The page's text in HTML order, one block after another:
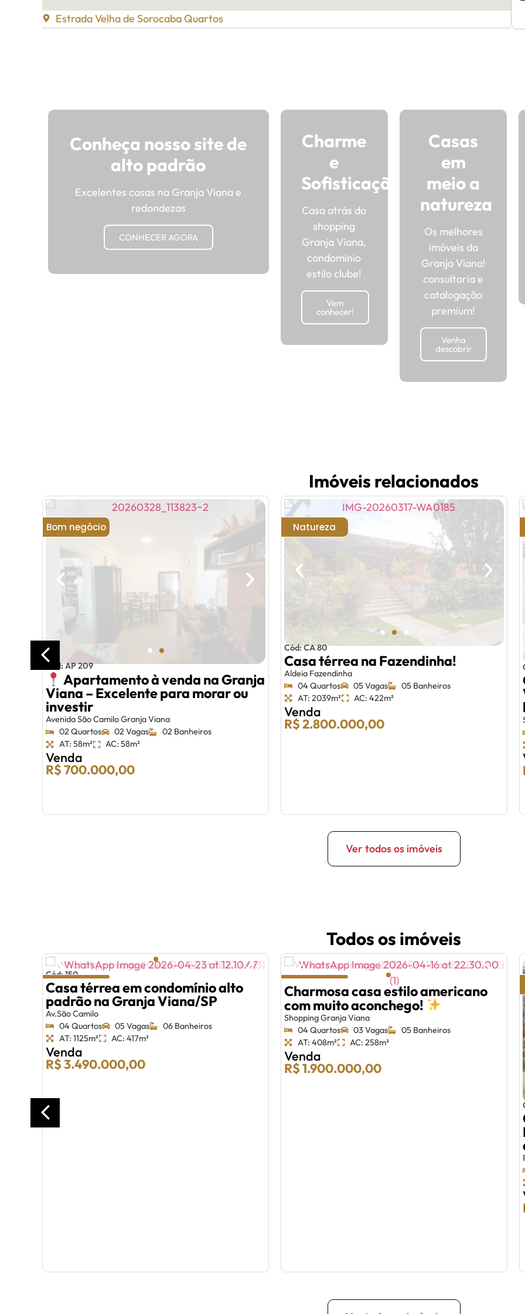
Estrada Velha de Sorocaba Quartos
Conheça nosso site de
alto padrão
Excelentes casas na Granja Viana e
redondezas
CONHECER AGORA
Charme
e
Sofisticação
Casa atrás do
shopping
Granja Viana,
condomínio
estilo clube!
Vem
conhecer!
Casas
em
meio a
natureza
Os melhores
imóveis da
Granja Viana!
consultoria e
catalogação
premium!
Venha
descobrir
Imóveis relacionados
Bom negócio
Cód: AP 209
Apartamento à venda na Granja
Viana – Excelente para morar ou
investir
Avenida São Camilo Granja Viana
02 Quartos
02 Vagas
02 Banheiros
AT: 58m²
AC: 58m²
Venda
R$ 700.000,00
Natureza
Cód: CA 80
Casa térrea na Fazendinha!
Aldeia Fazendinha
04 Quartos
05 Vagas
05 Banheiros
AT: 2039m²
AC: 422m²
Venda
R$ 2.800.000,00
Ver todos os imóveis
Todos os imóveis
Cód: 150
Casa térrea em condomínio alto
padrão na Granja Viana/SP
Av.São Camilo
04 Quartos
05 Vagas
06 Banheiros
AT: 1125m²
AC: 417m²
Venda
R$ 3.490.000,00
Charmosa casa estilo americano
com muito aconchego!
Shopping Granja Viana
04 Quartos
03 Vagas
05 Banheiros
AT: 408m²
AC: 258m²
Venda
R$ 1.900.000,00